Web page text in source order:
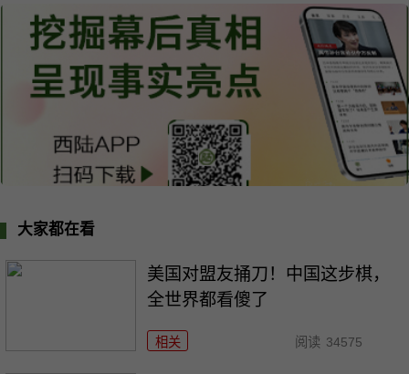
大家都在看
美国对盟友捅刀！中国这步棋，
全世界都看傻了
相关 阅读 34575